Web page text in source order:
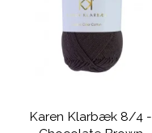
Karen Klarbæk 8/4 -